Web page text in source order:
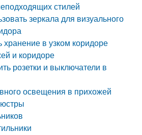
стилей
зеркала для визуального
хранение в узком коридоре
и коридоре
розетки и выключатели в
освещения в прихожей